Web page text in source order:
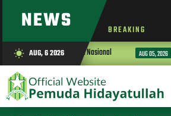
NEWS BREAKING
wb_sunny AUG, 6 2026
Ketahanan Pangan Nasional AUG 05, 2026